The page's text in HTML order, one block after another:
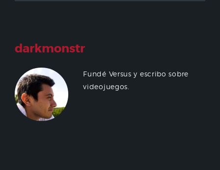
darkmonstr
Fundé Versus y escribo sobre
videojuegos.